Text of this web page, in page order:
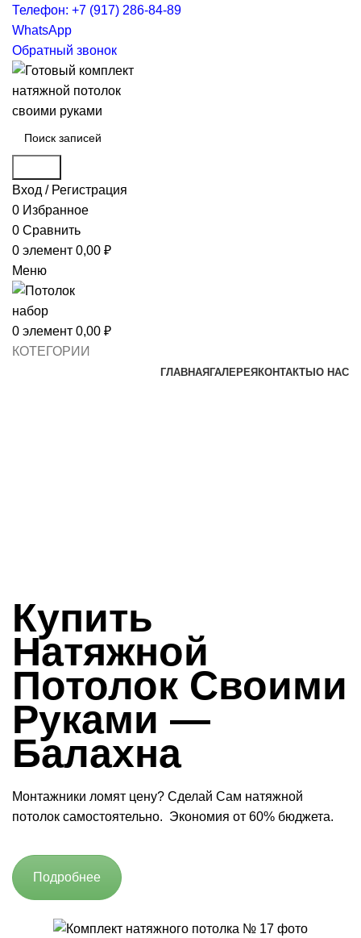
Телефон: +7 (917) 286-84-89
WhatsApp
Обратный звонок
Вход / Регистрация
0 Избранное
0 Сравнить
0 элемент 0,00 ₽
Меню
0 элемент 0,00 ₽
КОТЕГОРИИ
ГЛАВНАЯ ГАЛЕРЕЯ КОНТАКТЫ О НАС
Купить
Натяжной
Потолок Своими
Руками —
Балахна
Монтажники ломят цену? Сделай Сам натяжной
потолок самостоятельно. Экономия от 60% бюджета.
Подробнее